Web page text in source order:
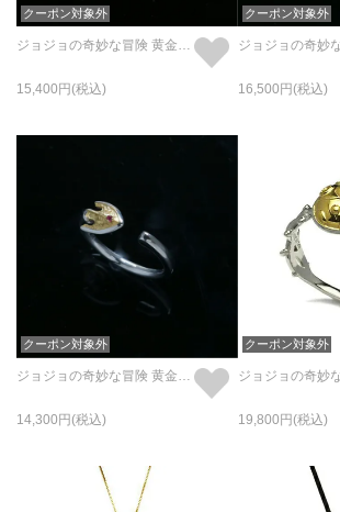
クーポン対象外
ジョジョの奇妙な冒険 黄金の風 K・C ブレスレット
15,400
クーポン対象外
16,500
クーポン対象外
ジョジョの奇妙な冒険 黄金の風 スタンドの矢 イヤーカフ (片耳用)
14,300
クーポン対象外
19,800